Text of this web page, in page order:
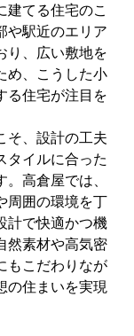
建てる住宅のこ
や駅近のエリア
り、広い敷地を
め、こうした小
る住宅が注目を
そ、設計の工夫
タイルに合った
高倉屋では、
周囲の環境を丁
計で快適かつ機
然素材や高気密
もこだわりなが
の住まいを実現